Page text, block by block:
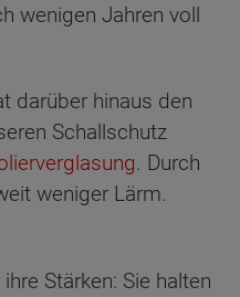
wenigen Jahren voll
darüber hinaus den
Schallschutz
. Durch
weniger Lärm.
ihre Stärken: Sie halten